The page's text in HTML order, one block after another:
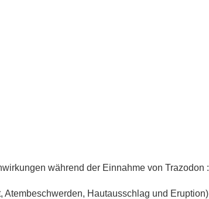
während der Einnahme von Trazodon :
Hautausschlag und Eruption)